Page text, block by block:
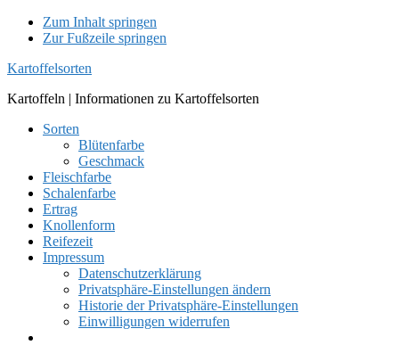
Zum Inhalt springen
Zur Fußzeile springen
Kartoffelsorten
Kartoffeln | Informationen zu Kartoffelsorten
Sorten
Blütenfarbe
Geschmack
Fleischfarbe
Schalenfarbe
Ertrag
Knollenform
Reifezeit
Impressum
Datenschutzerklärung
Privatsphäre-Einstellungen ändern
Historie der Privatsphäre-Einstellungen
Einwilligungen widerrufen